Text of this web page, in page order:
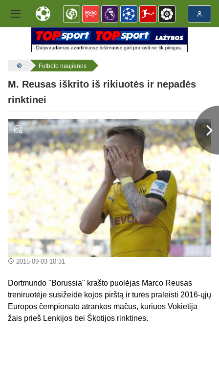
Futbolo naujienos
M. Reusas iškrito iš rikiuotės ir nepadės
rinktinei
2015-09-03 10:31
Dortmundo "Borussia" krašto puolėjas Marco Reusas
treniruotėje susižeidė kojos pirštą ir turės praleisti 2016-ųjų
Europos čempionato atrankos mačus, kuriuos Vokietija
žais prieš Lenkijos bei Škotijos rinktines.